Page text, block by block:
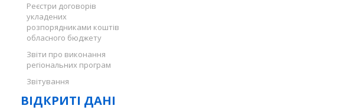
Реєстри договорів
укладених
розпорядниками коштів
обласного бюджету
Звіти про виконання
регіональних програм
Звітування
ВІДКРИТІ ДАНІ